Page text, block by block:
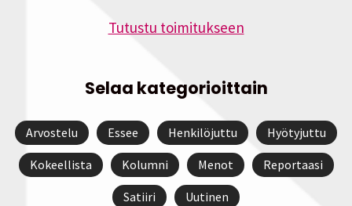
Tutustu toimitukseen
Selaa kategorioittain
Arvostelu Essee Henkilöjuttu Hyötyjuttu
Kokeellista Kolumni Menot Reportaasi
Satiiri Uutinen